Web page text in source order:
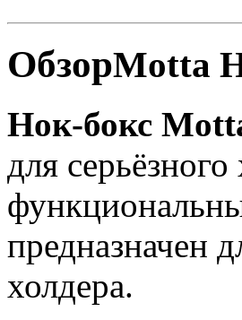
ОбзорMotta
Нок-бокс
для
предназначен
холдера.